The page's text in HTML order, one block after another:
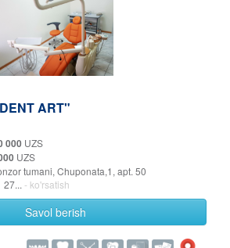
ART"
000 UZS
UZS
tumani, Chuponata,1, apt. 50
27... - ko'rsatish
Savol berish